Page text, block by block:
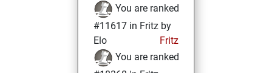
You are ranked
#11617 in Fritz by
Elo
Fritz
You are ranked